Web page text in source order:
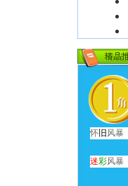
怀 旧 风暴
迷彩风暴